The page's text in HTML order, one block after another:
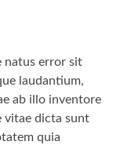
natus error sit
laudantium,
ab illo inventore
vitae dicta sunt
quia